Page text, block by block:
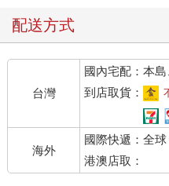
配送方式
台灣
國內宅配：本
到店取貨：
海外
國際快遞：全球
港澳店取：